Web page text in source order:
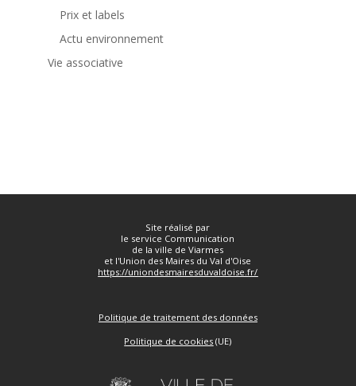
Prix et labels
Actu environnement
Vie associative
Site réalisé par
le service Communication
de la ville de Viarmes
et l'Union des Maires du Val d'Oise
https://uniondesmairesduvaldoise.fr/
Politique de traitement des données
Politique de cookies (UE)